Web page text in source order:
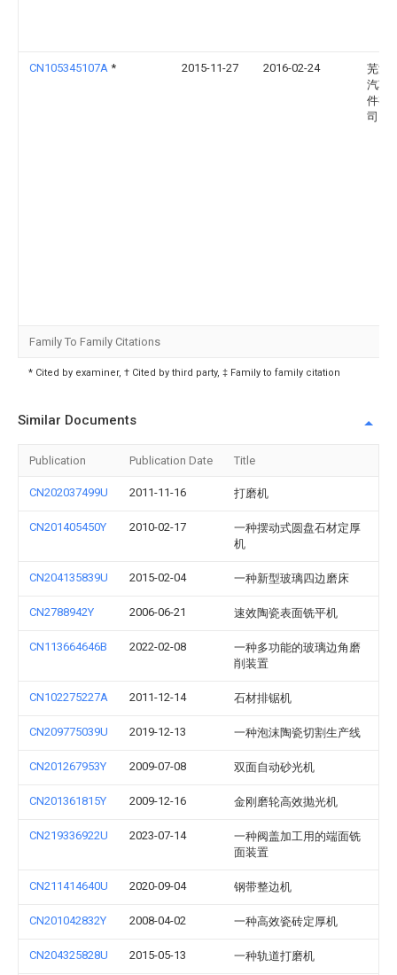
CN105345107A * 2015-11-27 2016-02-24
芜湖
汽车
件有
司
Family To Family Citations
* Cited by examiner, † Cited by third party, ‡ Family to family citation
Similar Documents
Publication Publication Date Title
CN202037499U 2011-11-16 打磨机
CN201405450Y 2010-02-17
一种摆动式圆盘石材定厚
机
CN204135839U 2015-02-04 一种新型玻璃四边磨床
CN2788942Y 2006-06-21 速效陶瓷表面铣平机
CN113664646B 2022-02-08
一种多功能的玻璃边角磨
削装置
CN102275227A 2011-12-14 石材排锯机
CN209775039U 2019-12-13 一种泡沫陶瓷切割生产线
CN201267953Y 2009-07-08 双面自动砂光机
CN201361815Y 2009-12-16 金刚磨轮高效抛光机
CN219336922U 2023-07-14
一种阀盖加工用的端面铣
面装置
CN211414640U 2020-09-04 钢带整边机
CN201042832Y 2008-04-02 一种高效瓷砖定厚机
CN204325828U 2015-05-13 一种轨道打磨机